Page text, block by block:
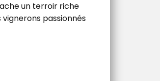
un terroir riche
passionnés